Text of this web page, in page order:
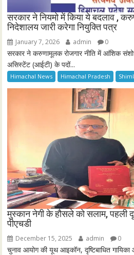
सरकार ने नियमो में किया ये बदलाव ,
निदेशालय जारी करेगा नियुक्ति पत्र
January 7, 2026 admin 0
सरकार ने करुणामूलक रोजगार नीति में आंशिक
असिस्टेंट (आईटी) के पदों...
Himachal News Himachal Pradesh
मुस्कान नेगी के हौसले को सलाम, पहली
पीएचडी
December 15, 2025 admin 0
चुनाव आयोग की यूथ आइकॉन, दृष्टिबाधित